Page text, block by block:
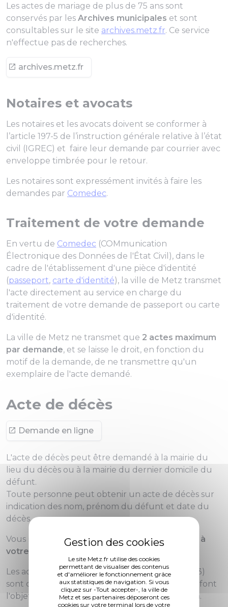
Le site Metz.fr utilise des cookies
permettant de visualiser des contenus
et d'améliorer le fonctionnement grâce
aux statistiques de navigation. Si vous
cliquez sur -Tout accepter-, la ville de
Metz et ses partenaires déposeront ces
cookies sur votre terminal lors de votre
Les actes de mariage de plus de 75 ans sont
conservés par les Archives municipales et sont
consultables sur le site archives.metz.fr. Ce service
n'effectue pas de recherches.
archives.metz.fr
Notaires et avocats
Les notaires et les avocats doivent se conformer à
l’article 197-5 de l’instruction générale relative à l’état
civil (IGREC) et faire leur demande par courrier avec
enveloppe timbrée pour le retour.
Les notaires sont expressément invités à faire les
demandes par Comedec.
Traitement de votre demande
En vertu de Comedec (COMmunication
Électronique des Données de l'État Civil), dans le
cadre de l'établissement d'une pièce d'identité
(passeport, carte d'identité), la ville de Metz transmet
l'acte directement au service en charge du
traitement de votre demande de passeport ou carte
d'identité.
La ville de Metz ne transmet que 2 actes maximum
par demande, et se laisse le droit, en fonction du
motif de la demande, de ne transmettre qu'un
exemplaire de l'acte demandé.
Acte de décès
Demande en ligne
L'acte de décès peut être demandé à la mairie du
lieu du décès ou à la mairie du dernier domicile du
défunt.
Toute personne peut obtenir un acte de décès sur
indication des nom, prénom du défunt et date du
décès.
Vous recevrez l'actegratuitementpar courrier, à
votre domicile
Les actes de décès de plus de 75 ans (avant 1943)
sont conservés par lesArchives municipales
et font
l'objet de frais de recherche et de reproduction.